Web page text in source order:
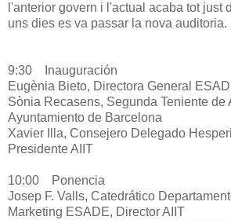
l'anterior govern i l'actual acaba tot just
uns dies es va passar la nova auditoria.
9:30 Inauguración
Eugènia Bieto, Directora General
Sònia Recasens, Segunda Teniente de
Ayuntamiento de Barcelona
Xavier Illa, Consejero Delegado
Presidente AIIT
10:00 Ponencia
Josep F. Valls, Catedrático
Marketing ESADE, Director AIIT